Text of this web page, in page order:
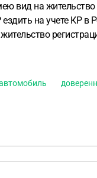
на жительство
на учете КР